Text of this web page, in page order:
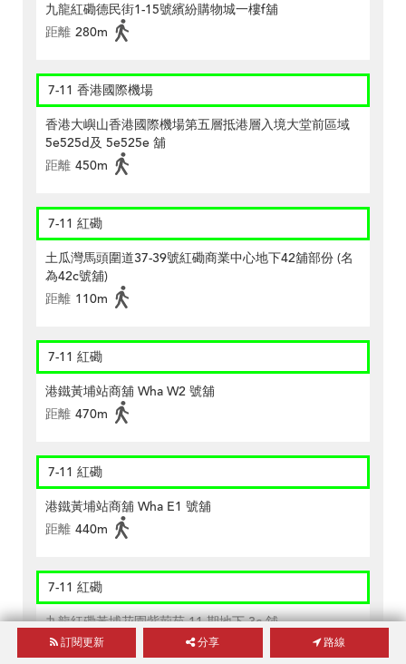
九龍紅磡德民街1-15號繽紛購物城一樓f舖
距離 280m
7-11 香港國際機場
香港大嶼山香港國際機場第五層抵港層入境大堂前區域
5e525d及 5e525e 舖
距離 450m
7-11 紅磡
土瓜灣馬頭圍道37-39號紅磡商業中心地下42舖部份 (名
為42c號舖)
距離 110m
7-11 紅磡
港鐵黃埔站商舖 Wha W2 號舖
距離 470m
7-11 紅磡
港鐵黃埔站商舖 Wha E1 號舖
距離 440m
7-11 紅磡
九龍紅磡黃埔花園紫荊苑 11 期地下 3c 舖
距離 450m
訂閱更新 分享 路線